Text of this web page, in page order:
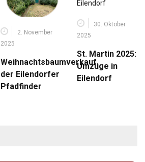
2. November
2025
Weihnachtsbaumverkauf
der Eilendorfer
Pfadfinder
30. Oktober
2025
St. Martin 2025:
Umzüge in
Eilendorf